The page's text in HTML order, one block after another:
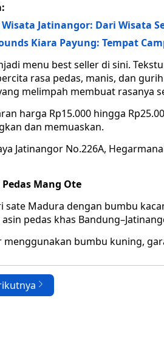
Jatinangor: Dari Wisata
Kiara Payung: Tempat
menu best seller di sini.
rasa pedas, manis, dan
melimpah membuat rasanya
harga Rp15.000 hingga
dan memuaskan.
Jatinangor No.226A,
Mang Ote
sate Madura dengan bumbu
pedas khas
menggunakan bumbu kuning,